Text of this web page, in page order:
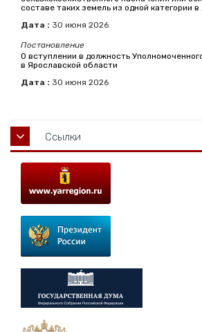
составе таких земель из одной категории в
Дата : 30 июня 2026
Постановление
О вступлении в должность
в Ярославской области
Дата : 30 июня 2026
Ссылки